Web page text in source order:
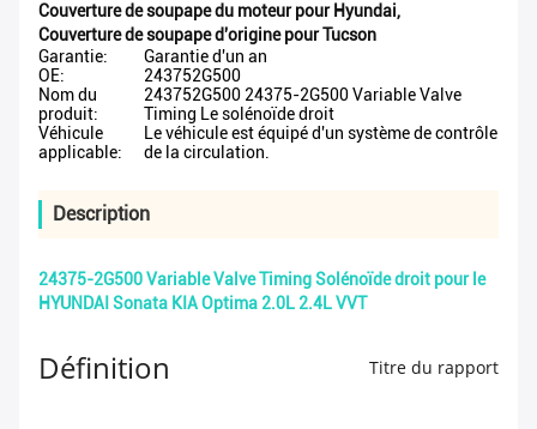
Couverture de soupape du moteur pour Hyundai,
Couverture de soupape d'origine pour Tucson
Garantie:
Garantie d'un an
OE:
243752G500
Nom du
produit:
243752G500 24375-2G500 Variable Valve
Timing Le solénoïde droit
Véhicule
applicable:
Le véhicule est équipé d'un système de contrôle
de la circulation.
Description
24375-2G500 Variable Valve Timing Solénoïde droit pour le
HYUNDAI Sonata KIA Optima 2.0L 2.4L VVT
Définition Titre du rapport